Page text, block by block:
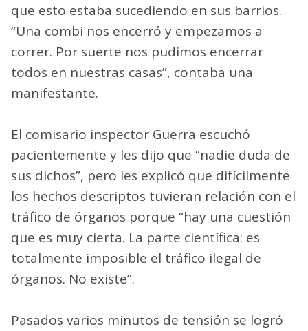
que esto estaba sucediendo en sus barrios.
“Una combi nos encerró y empezamos a
correr. Por suerte nos pudimos encerrar
todos en nuestras casas”, contaba una
manifestante.
El comisario inspector Guerra escuchó
pacientemente y les dijo que “nadie duda de
sus dichos”, pero les explicó que difícilmente
los hechos descriptos tuvieran relación con el
tráfico de órganos porque “hay una cuestión
que es muy cierta. La parte científica: es
totalmente imposible el tráfico ilegal de
órganos. No existe”.
Pasados varios minutos de tensión se logró